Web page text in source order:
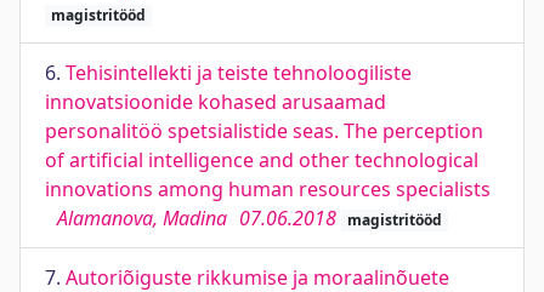
magistritööd
6. Tehisintellekti ja teiste tehnoloogiliste
innovatsioonide kohased arusaamad
personalitöö spetsialistide seas. The perception
of artificial intelligence and other technological
innovations among human resources specialists
Alamanova, Madina 07.06.2018 magistritööd
7. Autoriõiguste rikkumise ja moraalinõuete